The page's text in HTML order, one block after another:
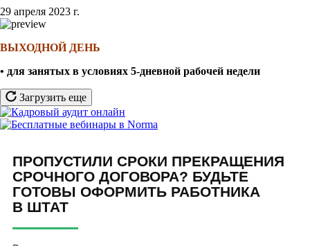
29 апреля 2023 г.
ВЫХОДНОЙ ДЕНЬ
• для занятых в условиях 5-дневной рабочей недели
Загрузить еще
ПРОПУСТИЛИ СРОКИ ПРЕКРАЩЕНИЯ
СРОЧНОГО ДОГОВОРА? БУДЬТЕ
ГОТОВЫ ОФОРМИТЬ РАБОТНИКА
В ШТАТ